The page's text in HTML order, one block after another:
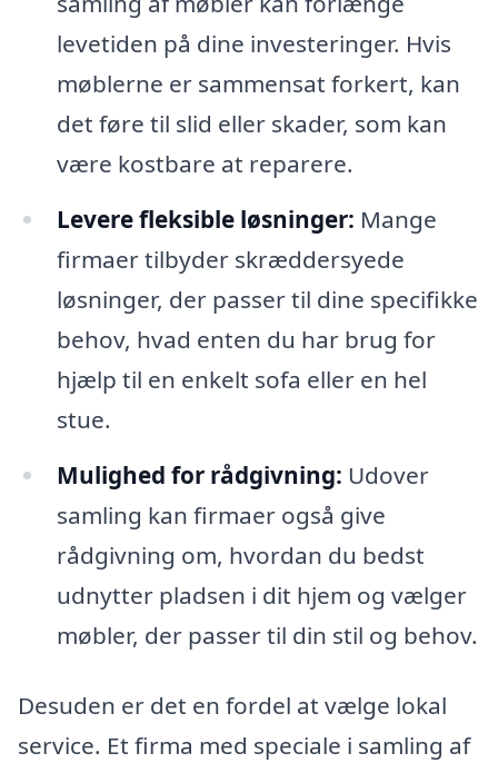
levetiden på dine investeringer. Hvis
møblerne er sammensat forkert, kan
det føre til slid eller skader, som kan
være kostbare at reparere.
Levere fleksible løsninger: Mange
firmaer tilbyder skræddersyede
løsninger, der passer til dine specifikke
behov, hvad enten du har brug for
hjælp til en enkelt sofa eller en hel
stue.
Mulighed for rådgivning: Udover
samling kan firmaer også give
rådgivning om, hvordan du bedst
udnytter pladsen i dit hjem og vælger
møbler, der passer til din stil og behov.
Desuden er det en fordel at vælge lokal
service. Et firma med speciale i samling af